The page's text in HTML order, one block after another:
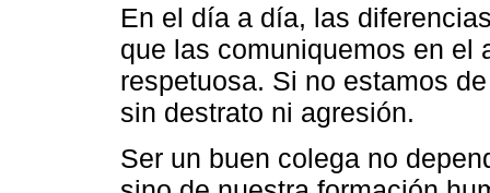
En el día a día, las
que las comuniquemos en el
respetuosa. Si no estamos
sin destrato ni agresión.
Ser un buen colega no